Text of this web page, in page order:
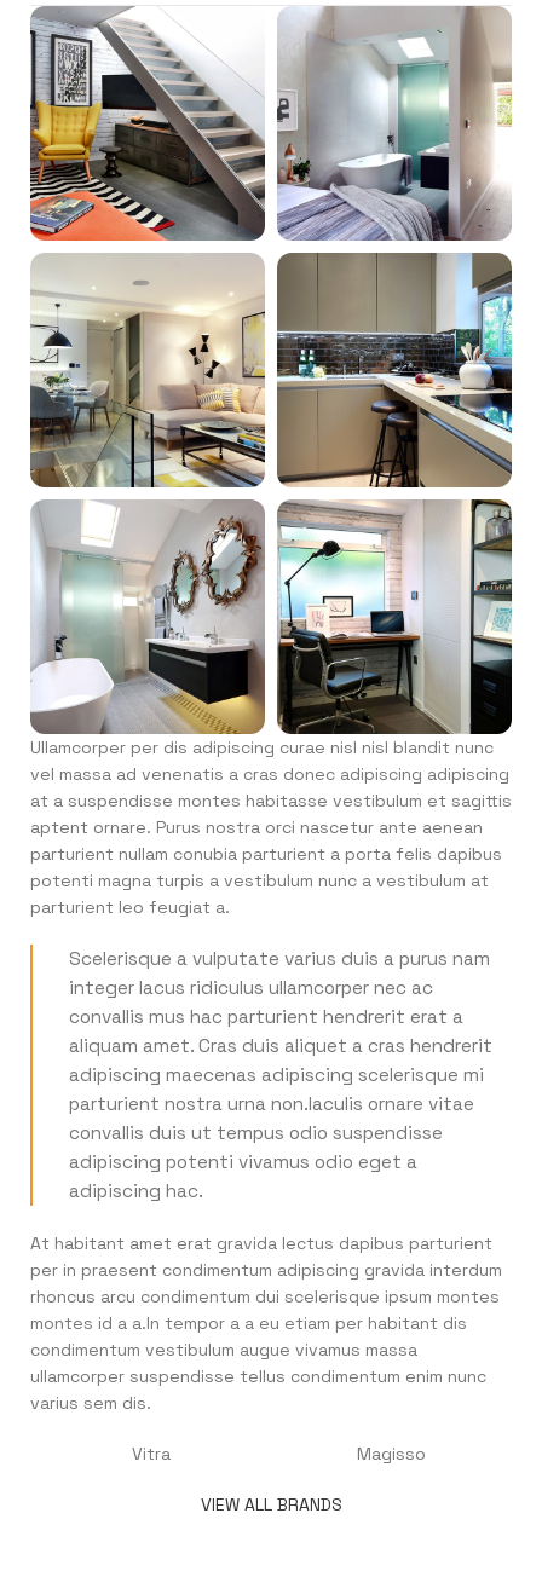
Ullamcorper per dis adipiscing curae nisl nisl blandit nunc
vel massa ad venenatis a cras donec adipiscing adipiscing
at a suspendisse montes habitasse vestibulum et sagittis
aptent ornare. Purus nostra orci nascetur ante aenean
parturient nullam conubia parturient a porta felis dapibus
potenti magna turpis a vestibulum nunc a vestibulum at
parturient leo feugiat a.
Scelerisque a vulputate varius duis a purus nam
integer lacus ridiculus ullamcorper nec ac
convallis mus hac parturient hendrerit erat a
aliquam amet. Cras duis aliquet a cras hendrerit
adipiscing maecenas adipiscing scelerisque mi
parturient nostra urna non.Iaculis ornare vitae
convallis duis ut tempus odio suspendisse
adipiscing potenti vivamus odio eget a
adipiscing hac.
At habitant amet erat gravida lectus dapibus parturient
per in praesent condimentum adipiscing gravida interdum
rhoncus arcu condimentum dui scelerisque ipsum montes
montes id a a.In tempor a a eu etiam per habitant dis
condimentum vestibulum augue vivamus massa
ullamcorper suspendisse tellus condimentum enim nunc
varius sem dis.
Vitra Magisso
VIEW ALL BRANDS